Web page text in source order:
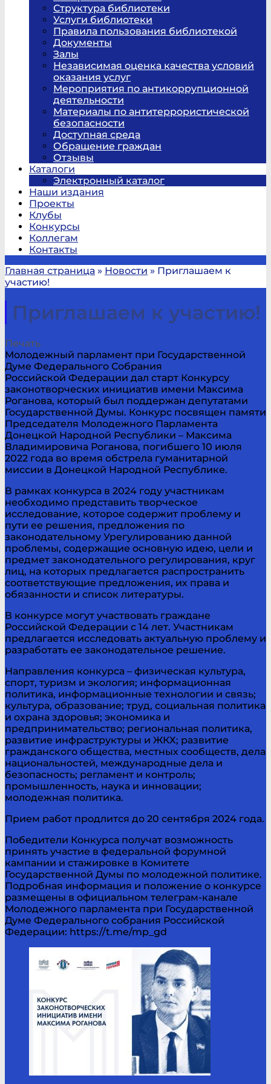
Структура библиотеки
Услуги библиотеки
Правила пользования библиотекой
Документы
Залы
Независимая оценка качества условий
оказания услуг
Мероприятия по антикоррупционной
деятельности
Материалы по антитеррористической
безопасности
Доступная среда
Обращение граждан
Отзывы
Каталоги
Электронный каталог
Наши издания
Проекты
Клубы
Конкурсы
Коллегам
Контакты
Главная страница » Новости » Приглашаем к
участию!
Приглашаем к участию!
Печать
Молодежный парламент при Государственной
Думе Федерального Собрания
Российской Федерации дал старт Конкурсу
законотворческих инициатив имени Максима
Роганова, который был поддержан депутатами
Государственной Думы. Конкурс посвящен памяти
Председателя Молодежного Парламента
Донецкой Народной Республики – Максима
Владимировича Роганова, погибшего 10 июля
2022 года во время обстрела гуманитарной
миссии в Донецкой Народной Республике.
В рамках конкурса в 2024 году участникам
необходимо представить творческое
исследование, которое содержит проблему и
пути ее решения, предложения по
законодательному Урегулированию данной
проблемы, содержащие основную идею, цели и
предмет законодательного регулирования, круг
лиц, на которых предлагается распространить
соответствующие предложения, их права и
обязанности и список литературы.
В конкурсе могут участвовать граждане
Российской Федерации с 14 лет. Участникам
предлагается исследовать актуальную проблему и
разработать ее законодательное решение.
Направления конкурса – физическая культура,
спорт, туризм и экология; информационная
политика, информационные технологии и связь;
культура, образование; труд, социальная политика
и охрана здоровья; экономика и
предпринимательство; региональная политика,
развитие инфраструктуры и ЖКХ; развитие
гражданского общества, местных сообществ, дела
национальностей, международные дела и
безопасность; регламент и контроль;
промышленность, наука и инновации;
молодежная политика.
Прием работ продлится до 20 сентября 2024 года.
Победители Конкурса получат возможность
принять участие в федеральной форумной
кампании и стажировке в Комитете
Государственной Думы по молодежной политике.
Подробная информация и положение о конкурсе
размещены в официальном телеграм-канале
Молодежного парламента при Государственной
Думе Федерального собрания Российской
Федерации: https://t.me/mp_gd